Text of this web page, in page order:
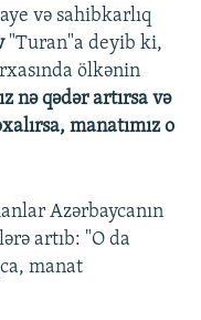
və sahibkarlıq
"Turan"a deyib ki,
ölkənin
nə qədər artırsa və
manatımız o
Azərbaycanın
artıb: "O da
manat